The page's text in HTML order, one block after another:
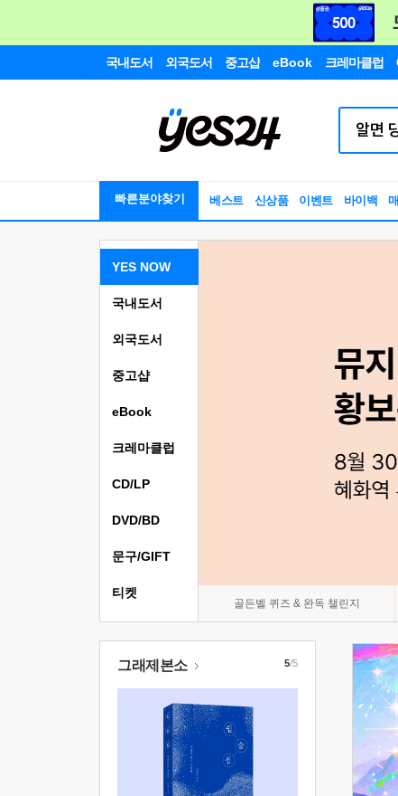
국내도서 외국도서 중고샵 eBook 크레마클럽
빠른분야찾기 베스트 신상품 이벤트 바이백
YES NOW
골든벨 퀴즈 & 완독 챌린지
국내도서
외국도서
중고샵
eBook
크레마클럽
CD/LP
DVD/BD
문구/GIFT
티켓
그래제본소 5/5